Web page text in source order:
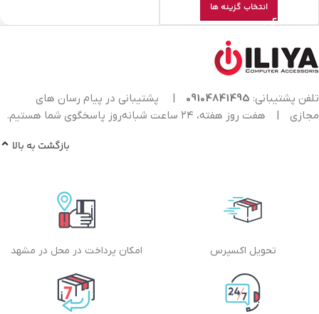
انتخاب گزینه ها
تلفن پشتیبانی: 09104841495
|
پشتیبانی در پیام رسان های
مجازی
| هفت روز هفته، ۲۴ ساعت شبانه‌روز پاسخگوی شما هستیم.
بازگشت به بالا
تحویل اکسپرس امکان پرداخت در محل در مشهد